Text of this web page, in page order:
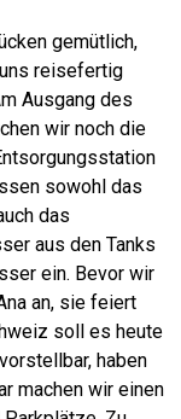
gemütlich,
reisefertig
Ausgang des
wir noch die
sowohl das
das
aus den Tanks
ein. Bevor wir
an, sie feiert
soll es heute
haben
machen wir einen